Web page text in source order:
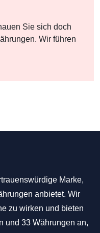
Sie sich doch
Wir führen
Marke,
anbietet. Wir
zu wirken und bieten
und 33 Währungen an,